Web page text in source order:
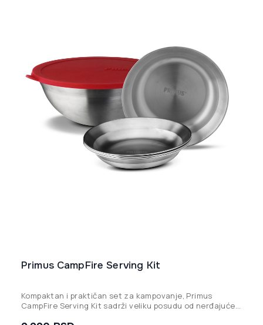
Primus CampFire Serving Kit
Kompaktan i praktičan set za kampovanje, Primus
CampFire Serving Kit sadrži veliku posudu od nerđajućeg